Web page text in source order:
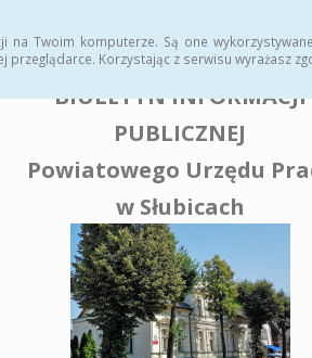
Twoim komputerze. Są one
Korzystając z serwisu wyrażasz
BIULETYN INFORMACJI
PUBLICZNEJ
Powiatowego Urzędu
w Słubicach